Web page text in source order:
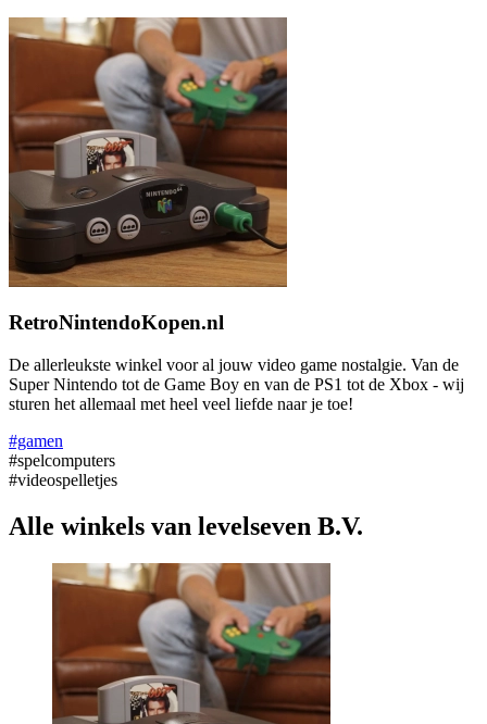
RetroNintendoKopen.nl
De allerleukste winkel voor al jouw video game nostalgie. Van de
Super Nintendo tot de Game Boy en van de PS1 tot de Xbox - wij
sturen het allemaal met heel veel liefde naar je toe!
#gamen
#spelcomputers
#videospelletjes
Alle winkels van levelseven B.V.